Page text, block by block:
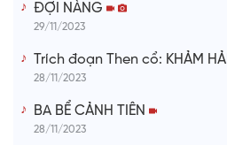
ĐỢI NÀNG
29/11/2023
Trích đoạn Then cổ: KHẢM HẢI
28/11/2023
BA BỂ CẢNH TIÊN
28/11/2023